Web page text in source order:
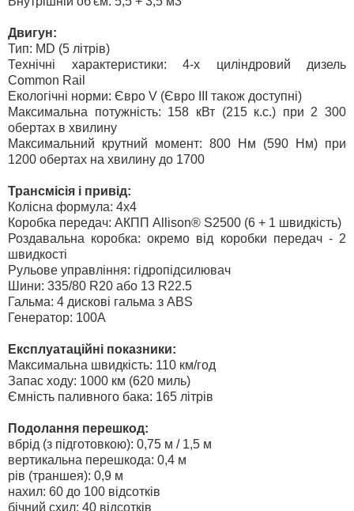
Двигун:
Тип: MD (5 літрів)
Технічні характеристики: 4-х циліндровий дизель
Common Rail
Екологічні норми: Євро V (Євро III також доступні)
Максимальна потужність: 158 кВт (215 к.с.) при 2 300
обертах в хвилину
Максимальний крутний момент: 800 Нм (590 Нм) при
1200 обертах на хвилину до 1700
Трансмісія і привід:
Колісна формула: 4х4
Коробка передач: АКПП Allison® S2500 (6 + 1 швидкість)
Роздавальна коробка: окремо від коробки передач - 2
швидкості
Рульове управління: гідропідсилювач
Шини: 335/80 R20 або 13 R22.5
Гальма: 4 дискові гальма з ABS
Генератор: 100A
Експлуатаційні показники:
Максимальна швидкість: 110 км/год
Запас ходу: 1000 км (620 миль)
Ємність паливного бака: 165 літрів
Подолання перешкод:
вбрід (з підготовкою): 0,75 м / 1,5 м
вертикальна перешкода: 0,4 м
рів (траншея): 0,9 м
нахил: 60 до 100 відсотків
бічний схил: 40 відсотків